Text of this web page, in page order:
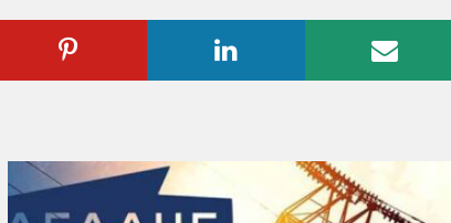
Pinterest Linkedin